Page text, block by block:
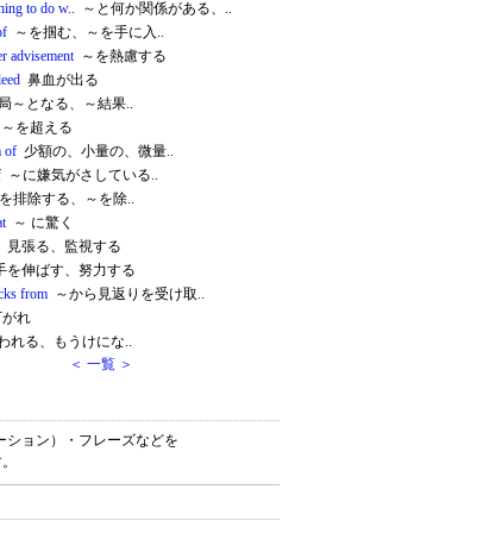
to do w.. ～と何か関係がある、..
～を掴む、～を手に入..
advisement～を熱慮する
鼻血が出る
～となる、～結果..
～を超える
of 少額の、小量の、微量..
～に嫌気がさしている..
排除する、～を除..
～ に驚く
見張る、監視する
伸ばす、努力する
from ～から見返りを受け取..
れ
れる、もうけにな..
＜ 一覧 ＞
ション）・フレーズなどを